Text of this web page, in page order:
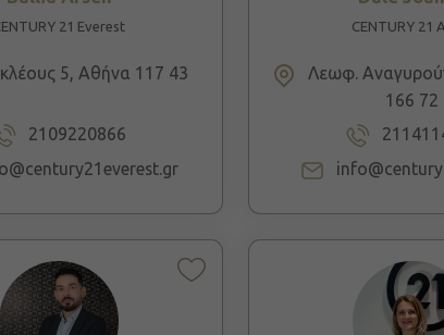
21 Everest
5, Αθήνα 117 43
2109220866
CENTURY 21
Λεωφ.
166 72